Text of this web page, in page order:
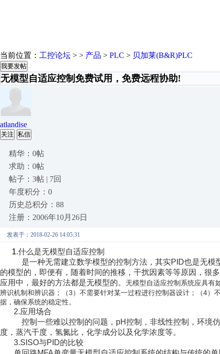
当前位置： 工控论坛 > > 产品 > PLC > 贝加莱(B&R)PLC
我要发帖
无模型自适应控制免费试用，免费远程协助!
atlandise
关注 私信
精华：0帖
求助：0帖
帖子：3帖 | 7回
年度积分：0
历史总积分：88
注册：2006年10月26日
发表于：2018-02-26 14:05:31
1.什么是无模型自适应控制
是一种无需建立数学模型的控制方法，其实PID也是无
的模型的，即便有，随着时间的推移，干扰因素等等原因，很
应用中，最好的方法都是无模型的。 无模型自适应控制系统应具有
辨识机制和辨识器；（3）不需要针对某一过程进行控制器设计；（4
据，确保系统的稳定性。
2.应用场合
控制一些难以控制的问题，pH控制，非线性控制，环境
度，蒸汽干度，氢氮比，化学成分以及化学浓度等。
3.SISO与PID的比较